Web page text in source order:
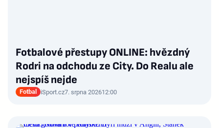
Fotbalové přestupy ONLINE: hvězdný
Rodri na odchodu ze City. Do Realu ale
nejspíš nejde
Fotbal iSport.cz7. srpna 202612:00